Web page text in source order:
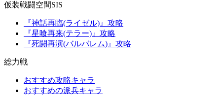
仮装戦闘空間SIS
『神話再臨(ライゼル)』攻略
『星喰再来(テラー)』攻略
『死闘再演(バルバレム)』攻略
総力戦
おすすめ攻略キャラ
おすすめの派兵キャラ